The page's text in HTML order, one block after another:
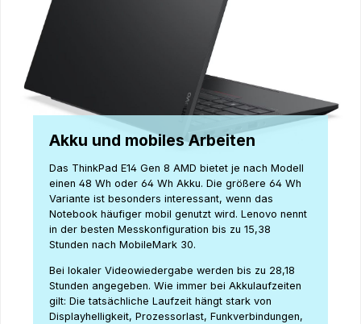
Akku und mobiles Arbeiten
Das ThinkPad E14 Gen 8 AMD bietet je nach Modell
einen 48 Wh oder 64 Wh Akku. Die größere 64 Wh
Variante ist besonders interessant, wenn das
Notebook häufiger mobil genutzt wird. Lenovo nennt
in der besten Messkonfiguration bis zu 15,38
Stunden nach MobileMark 30.
Bei lokaler Videowiedergabe werden bis zu 28,18
Stunden angegeben. Wie immer bei Akkulaufzeiten
gilt: Die tatsächliche Laufzeit hängt stark von
Displayhelligkeit, Prozessorlast, Funkverbindungen,